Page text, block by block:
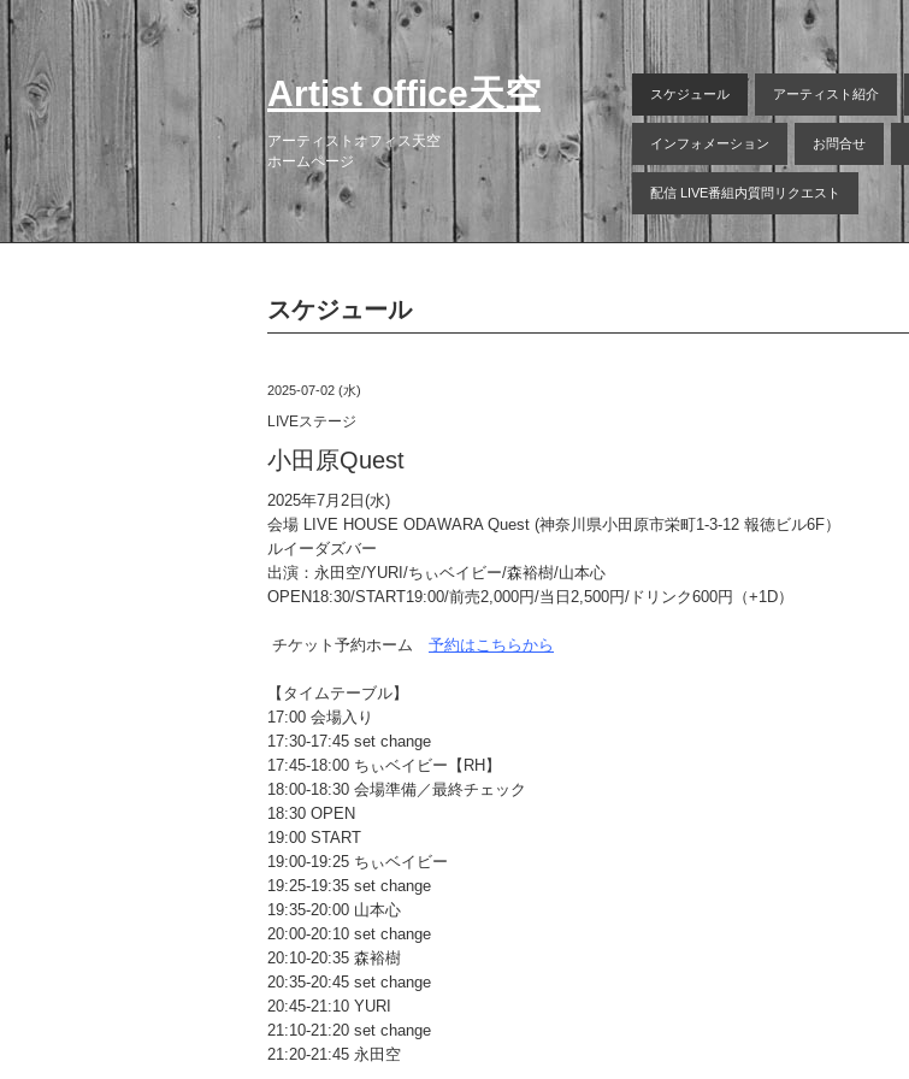
Artist office天空
アーティストオフィス天空
ホームページ
スケジュール アーティスト紹介
インフォメーション お問合せ
配信 LIVE番組内質問リクエスト
スケジュール
2025-07-02 (水)
LIVEステージ
小田原Quest
2025年7月2日(水)
会場 LIVE HOUSE ODAWARA Quest (神奈川県小田原市栄町1-3-12 報徳ビル6F）
ルイーダズバー
出演：永田空/YURI/ちぃベイビー/森裕樹/山本心
OPEN18:30/START19:00/前売2,000円/当日2,500円/ドリンク600円（+1D）
チケット予約ホーム 予約はこちらから
【タイムテーブル】
17:00 会場入り
17:30-17:45 set change
17:45-18:00 ちぃベイビー【RH】
18:00-18:30 会場準備／最終チェック
18:30 OPEN
19:00 START
19:00-19:25 ちぃベイビー
19:25-19:35 set change
19:35-20:00 山本心
20:00-20:10 set change
20:10-20:35 森裕樹
20:35-20:45 set change
20:45-21:10 YURI
21:10-21:20 set change
21:20-21:45 永田空